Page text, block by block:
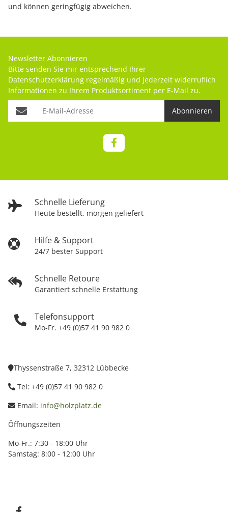
und können geringfügig abweichen.
Schnelle Lieferung
Heute bestellt, morgen geliefert
Hilfe & Support
24/7 bester Support
Schnelle Retoure
Garantiert schnelle Erstattung
Telefonsupport
Mo-Fr. +49 (0)57 41 90 982 0
Newsletter Abonnieren
Bitte senden Sie mir entsprechend Ihrer
Datenschutzerklärung regelmäßig und jederzeit widerruflich
Informationen zu Ihrem Produktsortiment per E-Mail zu.
Abonnieren
Thyssenstraße 7, 32312 Lübbecke
Tel: +49 (0)57 41 90 982 0
Email: info@holzplatz.de
Öffnungszeiten
Mo-Fr.: 7:30 - 18:00 Uhr
Samstag: 8:00 - 12:00 Uhr